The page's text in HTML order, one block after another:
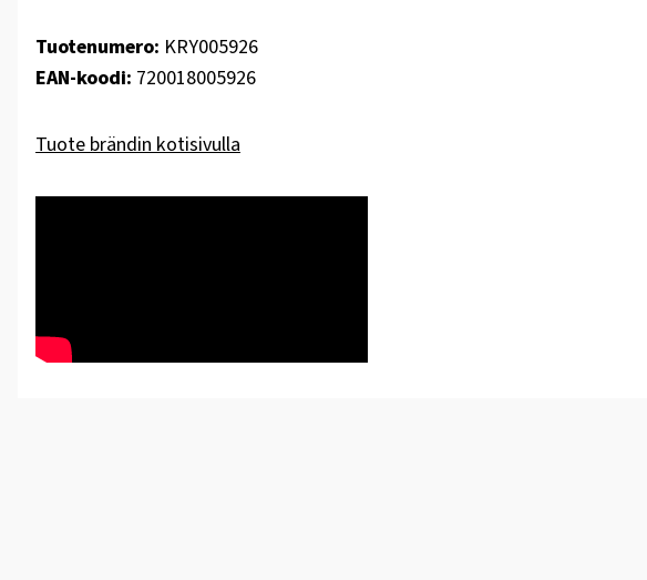
Tuotenumero: KRY005926
EAN-koodi: 720018005926
Tuote brändin kotisivulla